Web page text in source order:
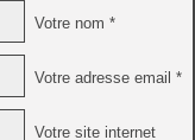
Votre nom *
Votre adresse email *
Votre site internet